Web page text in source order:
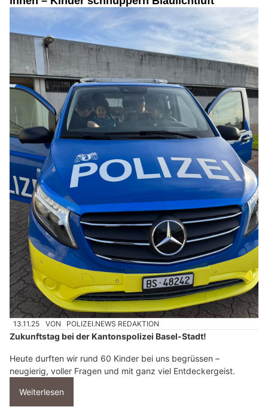
13.11.25 VON POLIZEI.NEWS REDAKTION
Zukunftstag bei der Kantonspolizei Basel-Stadt!
Heute durften wir rund 60 Kinder bei uns begrüssen –
neugierig, voller Fragen und mit ganz viel Entdeckergeist.
Weiterlesen